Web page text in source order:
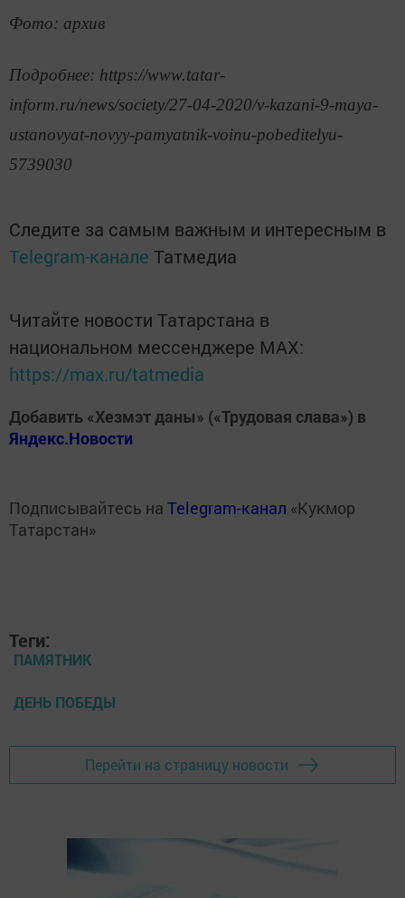
Фото: архив
Подробнее: https://www.tatar-
inform.ru/news/society/27-04-2020/v-kazani-9-maya-
ustanovyat-novyy-pamyatnik-voinu-pobeditelyu-
5739030
Следите за самым важным и интересным в
Telegram-канале Татмедиа
Читайте новости Татарстана в
национальном мессенджере MАХ:
https://max.ru/tatmedia
Добавить «Хезмэт даны» («Трудовая слава») в
Яндекс.Новости
Подписывайтесь на Telegram-канал «Кукмор
Татарстан»
Теги:
ПАМЯТНИК
ДЕНЬ ПОБЕДЫ
Перейти на страницу новости